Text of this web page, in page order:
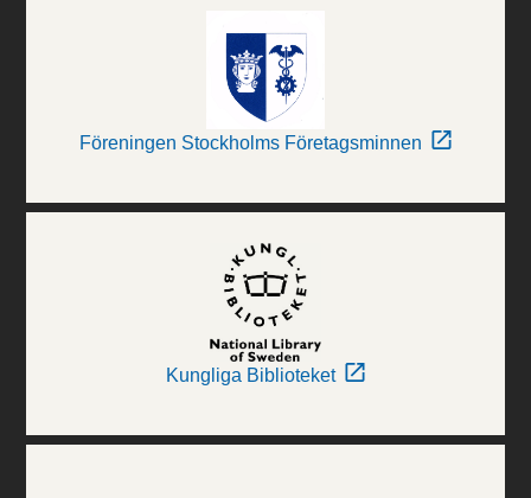
Föreningen Stockholms Företagsminnen
Kungliga Biblioteket